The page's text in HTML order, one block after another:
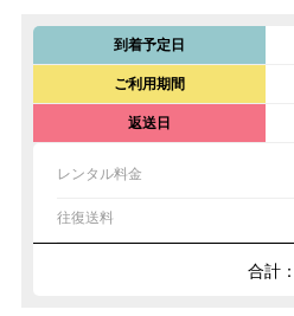
到着予定日
ご利用期間
返送日
レンタル料金
往復送料
合計：